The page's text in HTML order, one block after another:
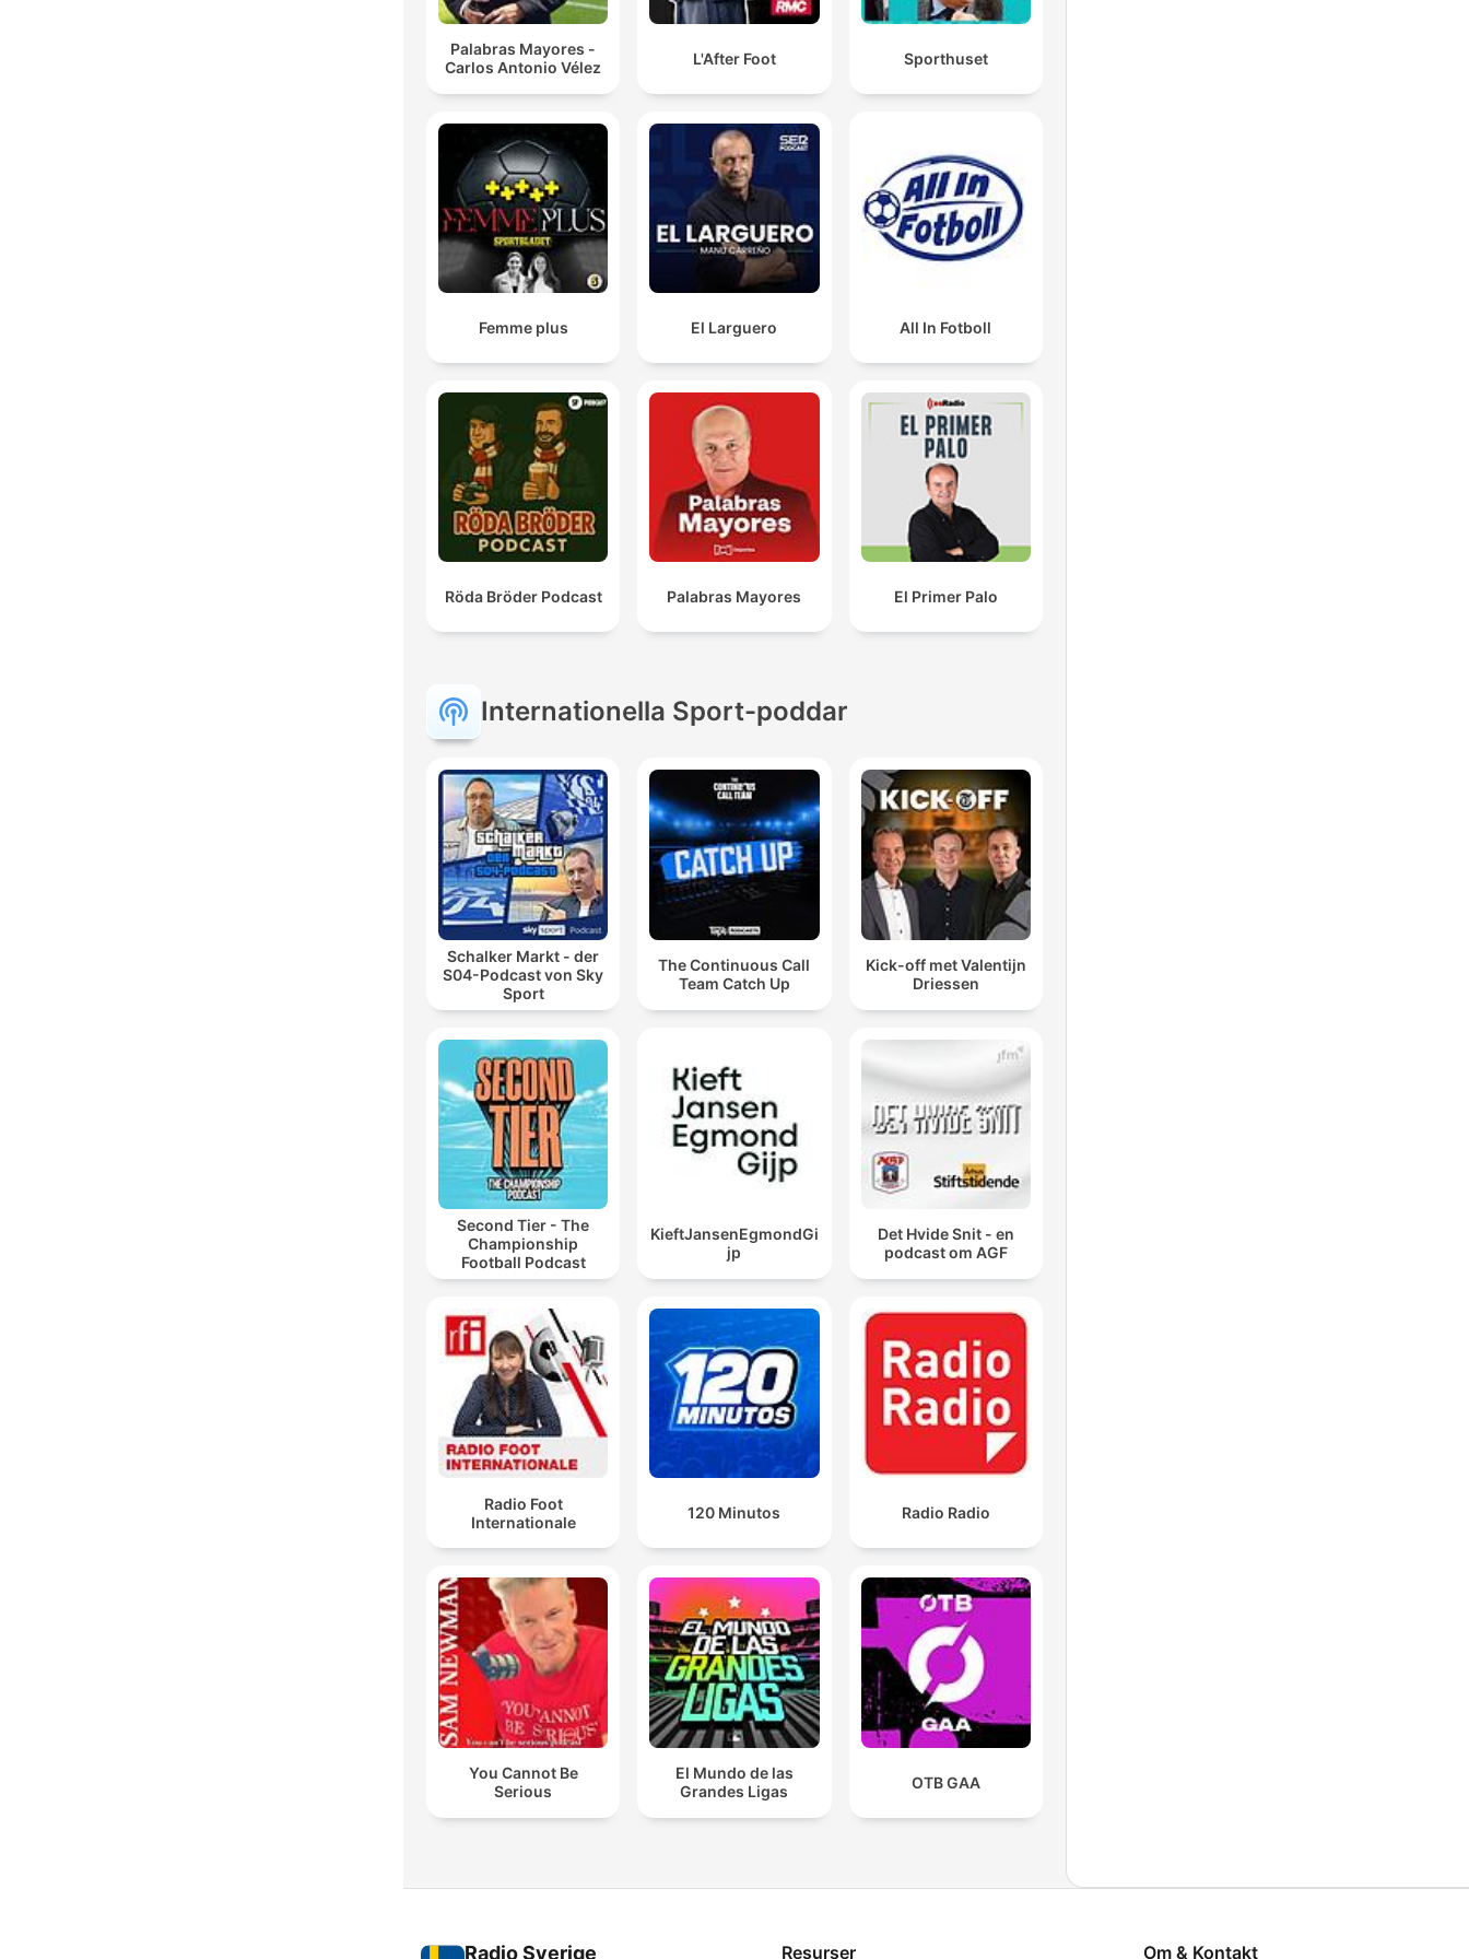
Palabras Mayores -
Carlos Antonio Vélez
L'After Foot Sporthuset
Femme plus El Larguero All In Fotboll
Röda Bröder Podcast Palabras Mayores El Primer Palo
Internationella Sport-poddar
Schalker Markt - der
S04-Podcast von Sky
Sport
The Continuous Call
Team Catch Up
Kick-off met Valentijn
Driessen
Second Tier - The
Championship
Football Podcast
KieftJansenEgmondGi
jp
Det Hvide Snit - en
podcast om AGF
Radio Foot
Internationale
120 Minutos Radio Radio
You Cannot Be
Serious
El Mundo de las
Grandes Ligas
OTB GAA
Radio Sverige Resurser Om & Kontakt